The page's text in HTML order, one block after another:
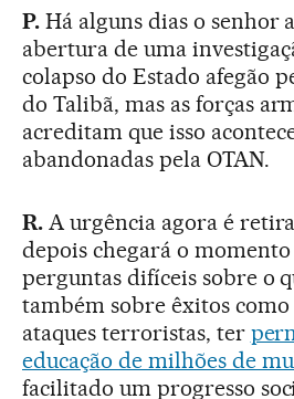
P. Há alguns dias o senhor
abertura de uma
colapso do Estado afegão
do Talibã, mas as forças
acreditam que isso
abandonadas pela OTAN.
R. A urgência agora é
depois chegará o
perguntas difíceis sobre o
também sobre êxitos
ataques terroristas, ter
educação de milhões de
facilitado um progresso